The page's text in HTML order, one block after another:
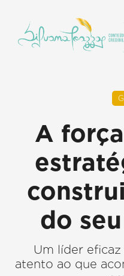
A
do
Um líder
atento ao que